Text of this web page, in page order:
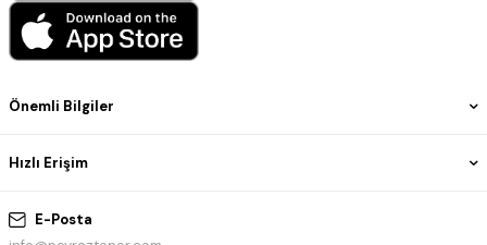
E-Posta
Önemli Bilgiler
Hızlı Erişim